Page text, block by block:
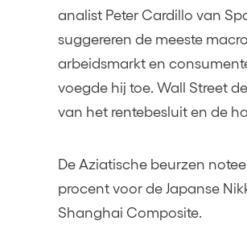
analist Peter Cardillo van
suggereren de meeste
arbeidsmarkt en
voegde hij toe. Wall Street
van het rentebesluit en de
De Aziatische beurzen
procent voor de Japanse
Shanghai Composite.